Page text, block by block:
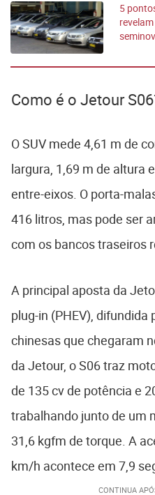
5
Como é o Jetour
O SUV mede 4,61 m de
largura, 1,69 m de altura
entre-eixos. O porta-
416 litros, mas pode ser
com os bancos traseiros
A principal aposta da
plug-in (PHEV),
chinesas que chegaram
da Jetour, o S06 traz
de 135 cv de potência e
trabalhando junto de um
31,6 kgfm de torque. A
km/h acontece em 7,9